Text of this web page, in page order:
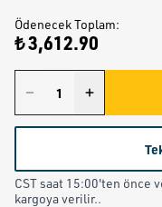
Ödenecek Toplam:
₺ 3,612.90
CST saat 15:00'ten önce
kargoya verilir..